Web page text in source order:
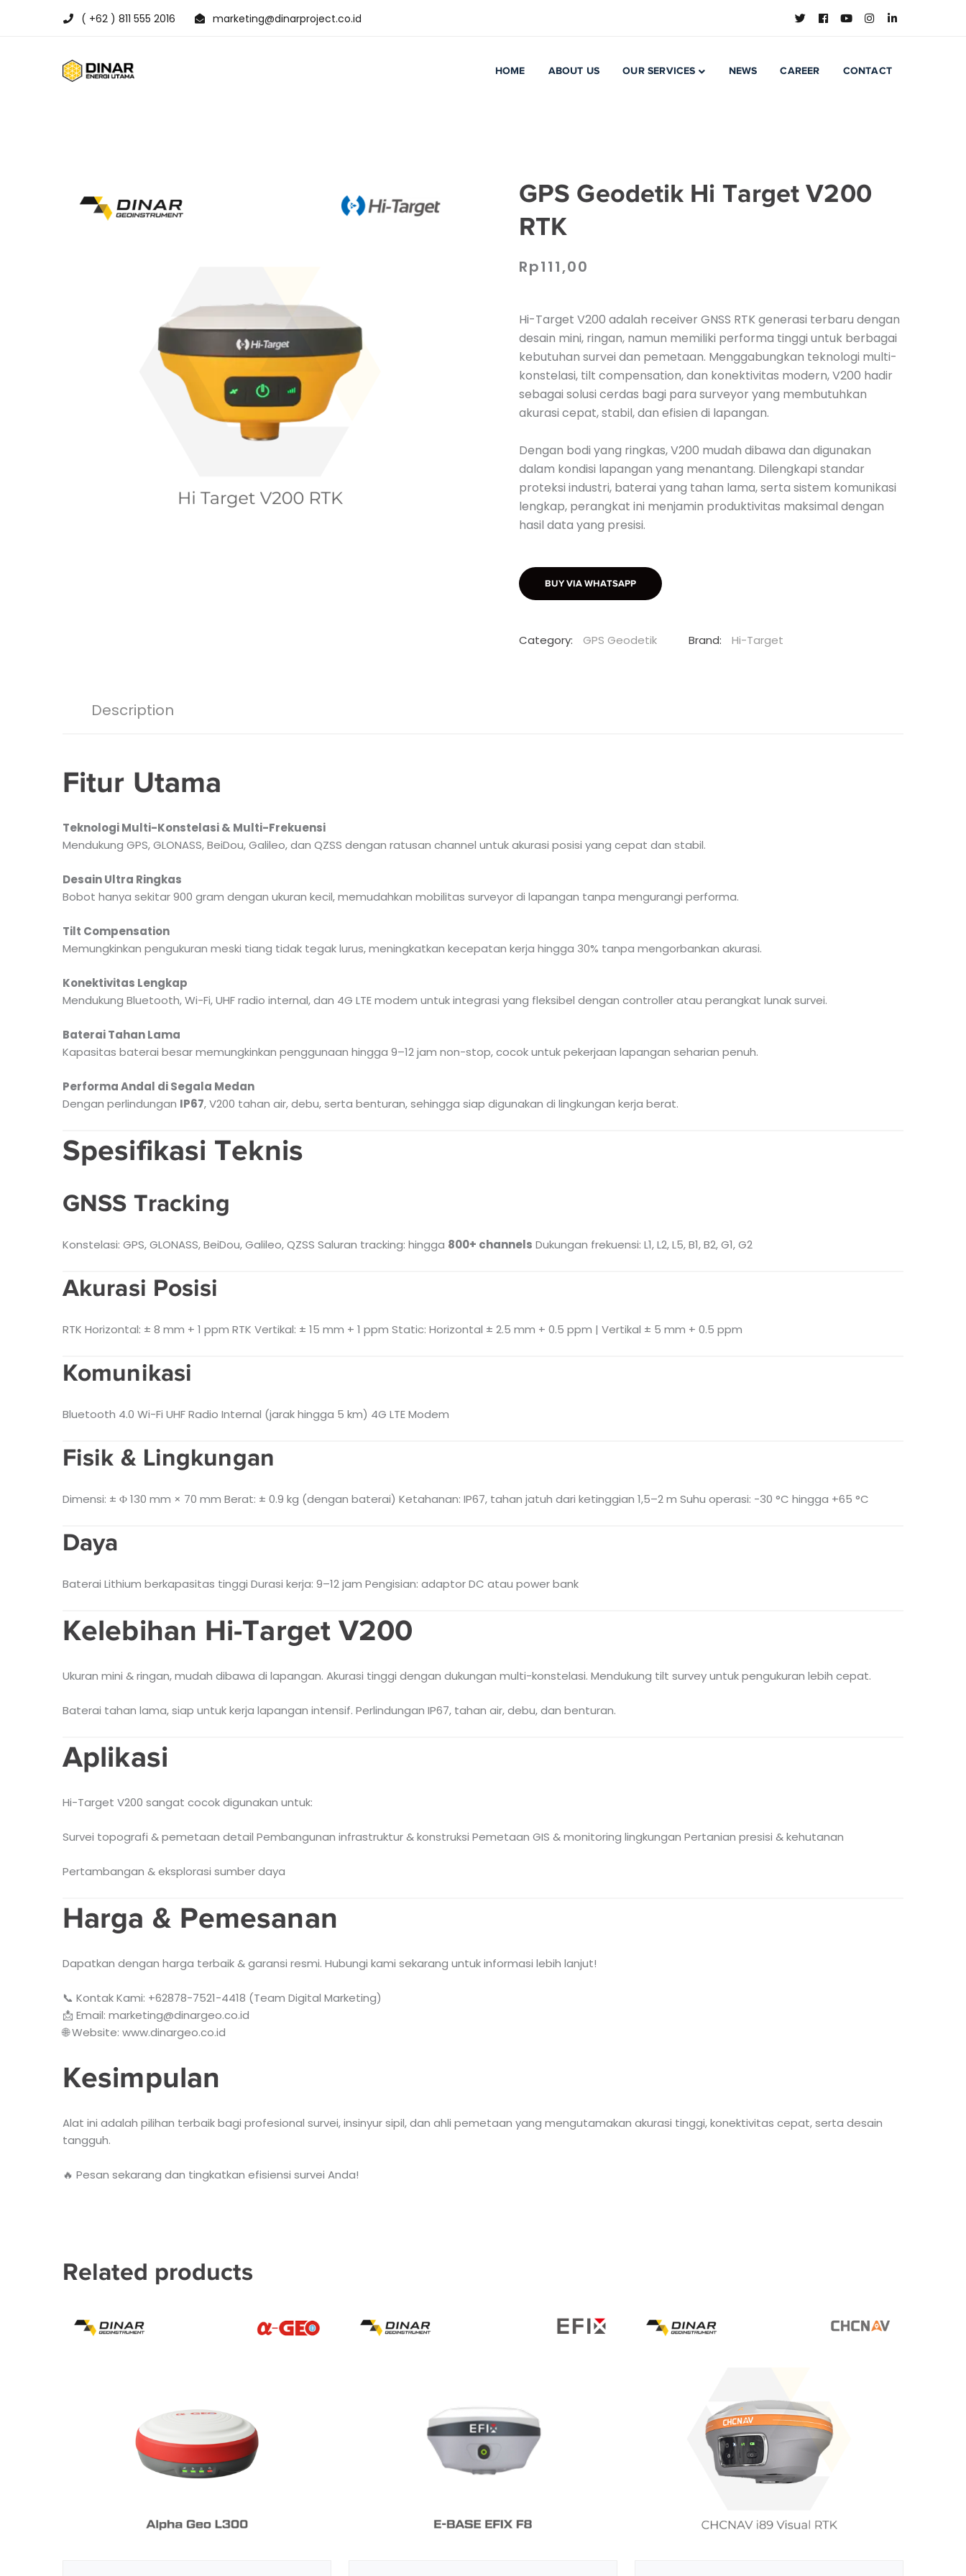
( +62 ) 811 555 2016 marketing@dinarproject.co.id
HOME ABOUT US OUR SERVICES NEWS CAREER CONTACT
GPS Geodetik Hi Target V200
RTK
Rp111,00
Hi-Target V200 adalah receiver GNSS RTK generasi terbaru dengan
desain mini, ringan, namun memiliki performa tinggi untuk berbagai
kebutuhan survei dan pemetaan. Menggabungkan teknologi multi-
konstelasi, tilt compensation, dan konektivitas modern, V200 hadir
sebagai solusi cerdas bagi para surveyor yang membutuhkan
akurasi cepat, stabil, dan efisien di lapangan.
Dengan bodi yang ringkas, V200 mudah dibawa dan digunakan
dalam kondisi lapangan yang menantang. Dilengkapi standar
proteksi industri, baterai yang tahan lama, serta sistem komunikasi
lengkap, perangkat ini menjamin produktivitas maksimal dengan
hasil data yang presisi.
BUY VIA WHATSAPP
Category: GPS Geodetik Brand: Hi-Target
Description
Fitur Utama
Teknologi Multi-Konstelasi & Multi-Frekuensi
Mendukung GPS, GLONASS, BeiDou, Galileo, dan QZSS dengan ratusan channel untuk akurasi posisi yang cepat dan stabil.
Desain Ultra Ringkas
Bobot hanya sekitar 900 gram dengan ukuran kecil, memudahkan mobilitas surveyor di lapangan tanpa mengurangi performa.
Tilt Compensation
Memungkinkan pengukuran meski tiang tidak tegak lurus, meningkatkan kecepatan kerja hingga 30% tanpa mengorbankan akurasi.
Konektivitas Lengkap
Mendukung Bluetooth, Wi-Fi, UHF radio internal, dan 4G LTE modem untuk integrasi yang fleksibel dengan controller atau perangkat lunak survei.
Baterai Tahan Lama
Kapasitas baterai besar memungkinkan penggunaan hingga 9–12 jam non-stop, cocok untuk pekerjaan lapangan seharian penuh.
Performa Andal di Segala Medan
Dengan perlindungan IP67, V200 tahan air, debu, serta benturan, sehingga siap digunakan di lingkungan kerja berat.
Spesifikasi Teknis
GNSS Tracking
Konstelasi: GPS, GLONASS, BeiDou, Galileo, QZSS Saluran tracking: hingga 800+ channels Dukungan frekuensi: L1, L2, L5, B1, B2, G1, G2
Akurasi Posisi
RTK Horizontal: ± 8 mm + 1 ppm RTK Vertikal: ± 15 mm + 1 ppm Static: Horizontal ± 2.5 mm + 0.5 ppm | Vertikal ± 5 mm + 0.5 ppm
Komunikasi
Bluetooth 4.0 Wi-Fi UHF Radio Internal (jarak hingga 5 km) 4G LTE Modem
Fisik & Lingkungan
Dimensi: ± Φ 130 mm × 70 mm Berat: ± 0.9 kg (dengan baterai) Ketahanan: IP67, tahan jatuh dari ketinggian 1,5–2 m Suhu operasi: -30 °C hingga +65 °C
Daya
Baterai Lithium berkapasitas tinggi Durasi kerja: 9–12 jam Pengisian: adaptor DC atau power bank
Kelebihan Hi-Target V200
Ukuran mini & ringan, mudah dibawa di lapangan. Akurasi tinggi dengan dukungan multi-konstelasi. Mendukung tilt survey untuk pengukuran lebih cepat.
Baterai tahan lama, siap untuk kerja lapangan intensif. Perlindungan IP67, tahan air, debu, dan benturan.
Aplikasi
Hi-Target V200 sangat cocok digunakan untuk:
Survei topografi & pemetaan detail Pembangunan infrastruktur & konstruksi Pemetaan GIS & monitoring lingkungan Pertanian presisi & kehutanan
Pertambangan & eksplorasi sumber daya
Harga & Pemesanan
Dapatkan dengan harga terbaik & garansi resmi. Hubungi kami sekarang untuk informasi lebih lanjut!
📞 Kontak Kami: +62878-7521-4418 (Team Digital Marketing)
📩 Email: marketing@dinargeo.co.id
🌐 Website: www.dinargeo.co.id
Kesimpulan
Alat ini adalah pilihan terbaik bagi profesional survei, insinyur sipil, dan ahli pemetaan yang mengutamakan akurasi tinggi, konektivitas cepat, serta desain
tangguh.
🔥 Pesan sekarang dan tingkatkan efisiensi survei Anda!
Related products